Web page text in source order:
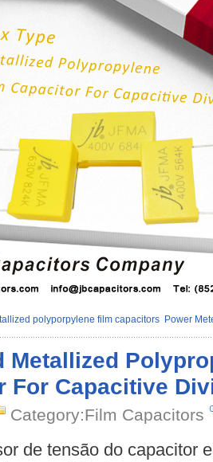
polyporpylene film capacitors Power
Metallized
For Capacitive
Category:Film Capacitors
de tensão do capacitor